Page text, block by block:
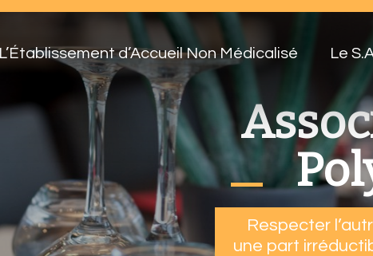
L’Établissement d’Accueil Non Médicalisé Le
Respecter
une part